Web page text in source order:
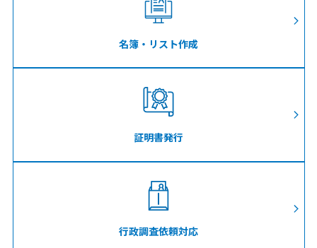
名簿・リスト作成
証明書発行
行政調査依頼対応